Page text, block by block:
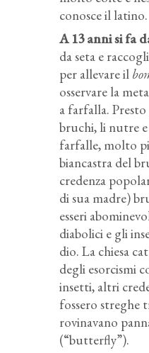
conosce il latino.
A 13 anni si fa
da seta e
per allevare il
osservare la
a farfalla.
bruchi, li nutre e
farfalle, molto
biancastra del
credenza
di sua madre)
esseri
diabolici e gli
dio. La chiesa
degli esorcismi
insetti, altri
fossero streghe
rovinavano
(“butterfly”).